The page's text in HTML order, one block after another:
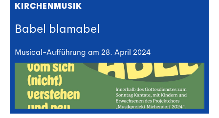
KIRCHENMUSIK
Babel blamabel
Musical-Aufführung am 28. April 2024